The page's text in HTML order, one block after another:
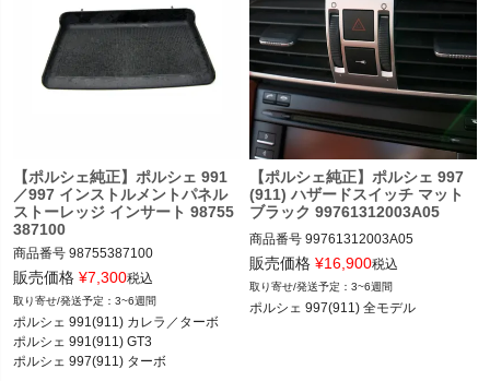
【ポルシェ純正】ポルシェ 991
／997 インストルメントパネル
ストーレッジ インサート 98755
387100
商品番号 98755387100
ポルシェ 991(911) カレラ／カレラS／
カレラ4／カレラ4S／ターボ／ターボ
S 17-19
ポルシェ 991(911) GT3／GT3 RS 14-
販売価格 ¥7,300税込
3~6週間
ポルシェ 991(911) カレラ／ターボ
ポルシェ 991(911) GT3
ポルシェ 997(911) ターボ
【ポルシェ純正】ポルシェ 997
(911) ハザードスイッチ マット
ブラック 99761312003A05
商品番号 99761312003A05
ポルシェ 997(911) カレラ／カレラS／
カレラGTS／カレラ4／カレラ4S／カ
販売価格 ¥16,900税込
3~6週間
ポルシェ 997(911) 全モデル